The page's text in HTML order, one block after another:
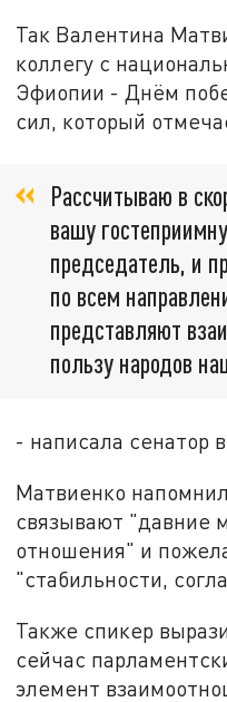
Так Валентина
коллегу с
Эфиопии - Днём
сил, который
Рассчитываю в
вашу
председатель, и
по всем
представляют
пользу народов
- написала сенатор
Матвиенко
связывают "давние
отношения" и
"стабильности,
Также спикер
сейчас
элемент